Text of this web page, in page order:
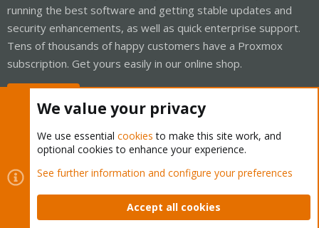
running the best software and getting stable updates and
security enhancements, as well as quick enterprise support.
Tens of thousands of happy customers have a Proxmox
subscription. Get yours easily in our online shop.
Cookies
Proxmox Support Forum - Light Mode
Contact us
Terms and rules Privacy policy Help Home
We value your privacy
We use essential cookies to make this site work, and
optional cookies to enhance your experience.
See further information and configure your preferences
Accept all cookies